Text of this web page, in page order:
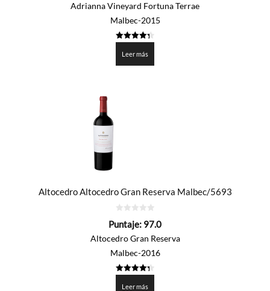
Adrianna Vineyard Fortuna Terrae
Malbec-2015
de 5
Leer más
Altocedro Altocedro Gran Reserva Malbec/5693
de
Puntaje: 97.0
Altocedro Gran Reserva
Malbec-2016
de 5
Leer más